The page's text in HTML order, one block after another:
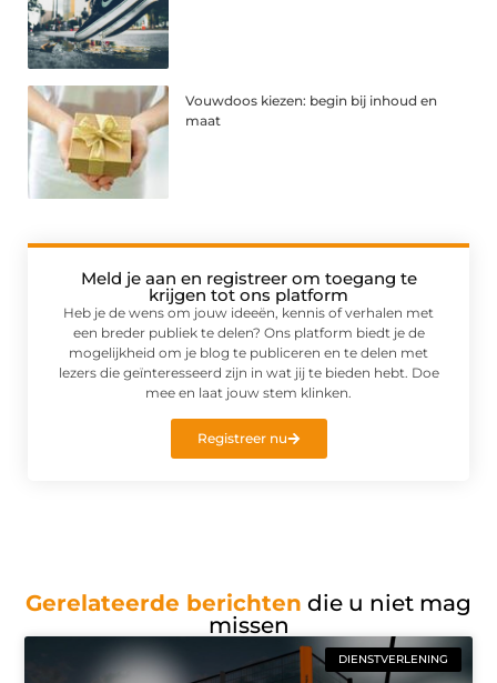
Vouwdoos kiezen: begin bij inhoud en
maat
Meld je aan en registreer om toegang te
krijgen tot ons platform
Heb je de wens om jouw ideeën, kennis of verhalen met
een breder publiek te delen? Ons platform biedt je de
mogelijkheid om je blog te publiceren en te delen met
lezers die geïnteresseerd zijn in wat jij te bieden hebt. Doe
mee en laat jouw stem klinken.
Registreer nu
Gerelateerde berichten die u niet mag
missen
DIENSTVERLENING